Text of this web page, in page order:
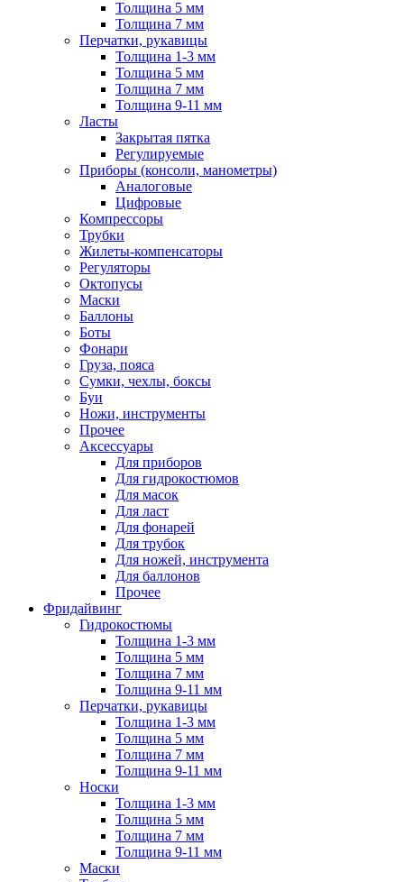
Толщина 5 мм
Толщина 7 мм
Перчатки, рукавицы
Толщина 1-3 мм
Толщина 5 мм
Толщина 7 мм
Толщина 9-11 мм
Ласты
Закрытая пятка
Регулируемые
Приборы (консоли, манометры)
Аналоговые
Цифровые
Компрессоры
Трубки
Жилеты-компенсаторы
Регуляторы
Октопусы
Маски
Баллоны
Боты
Фонари
Груза, пояса
Сумки, чехлы, боксы
Буи
Ножи, инструменты
Прочее
Аксессуары
Для приборов
Для гидрокостюмов
Для масок
Для ласт
Для фонарей
Для трубок
Для ножей, инструмента
Для баллонов
Прочее
Фридайвинг
Гидрокостюмы
Толщина 1-3 мм
Толщина 5 мм
Толщина 7 мм
Толщина 9-11 мм
Перчатки, рукавицы
Толщина 1-3 мм
Толщина 5 мм
Толщина 7 мм
Толщина 9-11 мм
Носки
Толщина 1-3 мм
Толщина 5 мм
Толщина 7 мм
Толщина 9-11 мм
Маски